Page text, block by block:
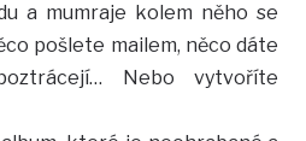
a mumraje kolem něho se
pošlete mailem, něco dáte
Nebo vytvoříte